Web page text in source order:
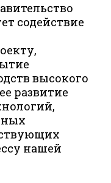
содействие
высокого
развитие
нашей